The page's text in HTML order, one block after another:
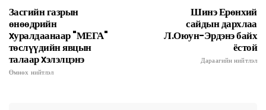
Засгийн газрын
өнөөдрийн
xуралдаанаар "МЕГА"
төслүүдийн явцын
талаар xэлэлцэнэ
Өмнөх нийтлэл
Шинэ Ерөнхий
сайдын дархлаа
Л.Оюун-Эрдэнэ байх
ёстой
Дараагийн нийтлэл